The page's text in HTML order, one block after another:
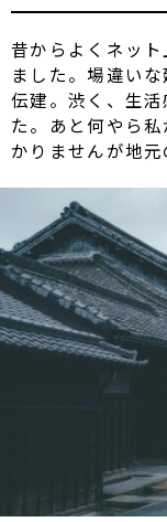
昔からよくネッ
ました。場違い
伝建。渋く、生
た。あと何やら
かりませんが地